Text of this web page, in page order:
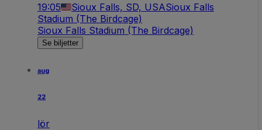
19:05 Sioux Falls, SD, USASioux Falls
Stadium (The Birdcage)
Sioux Falls Stadium (The Birdcage)
Se biljetter
aug
22
lör